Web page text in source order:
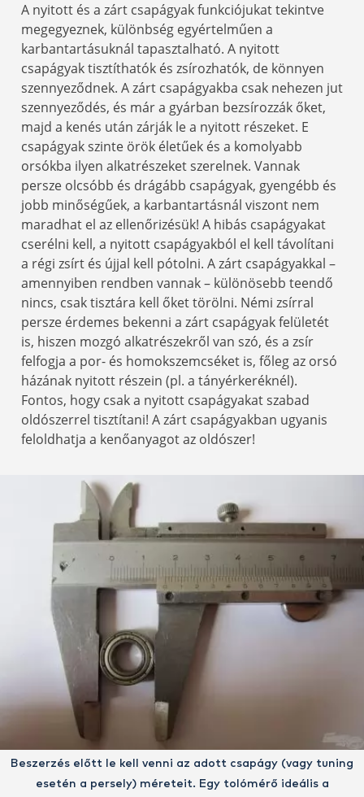
A nyitott és a zárt csapágyak funkciójukat tekintve
megegyeznek, különbség egyértelműen a
karbantartásuknál tapasztalható. A nyitott
csapágyak tisztíthatók és zsírozhatók, de könnyen
szennyeződnek. A zárt csapágyakba csak nehezen jut
szennyeződés, és már a gyárban bezsírozzák őket,
majd a kenés után zárják le a nyitott részeket. E
csapágyak szinte örök életűek és a komolyabb
orsókba ilyen alkatrészeket szerelnek. Vannak
persze olcsóbb és drágább csapágyak, gyengébb és
jobb minőségűek, a karbantartásnál viszont nem
maradhat el az ellenőrizésük! A hibás csapágyakat
cserélni kell, a nyitott csapágyakból el kell távolítani
a régi zsírt és újjal kell pótolni. A zárt csapágyakkal –
amennyiben rendben vannak – különösebb teendő
nincs, csak tisztára kell őket törölni. Némi zsírral
persze érdemes bekenni a zárt csapágyak felületét
is, hiszen mozgó alkatrészekről van szó, és a zsír
felfogja a por- és homokszemcséket is, főleg az orsó
házának nyitott részein (pl. a tányérkeréknél).
Fontos, hogy csak a nyitott csapágyakat szabad
oldószerrel tisztítani! A zárt csapágyakban ugyanis
feloldhatja a kenőanyagot az oldószer!
Beszerzés előtt le kell venni az adott csapágy (vagy tuning
esetén a persely) méreteit. Egy tolómérő ideális a